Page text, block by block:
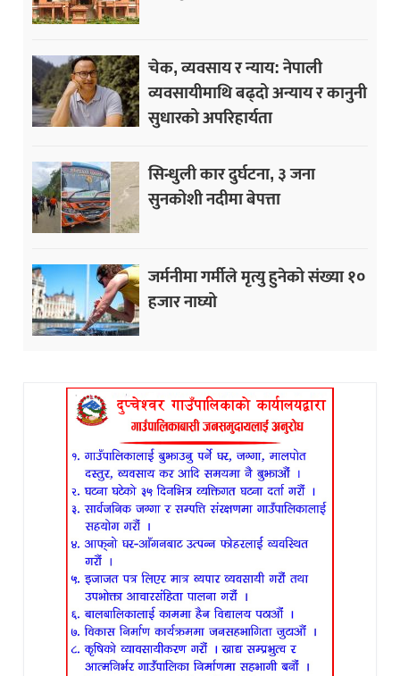
चेक, व्यवसाय र न्याय: नेपाली
व्यवसायीमाथि बढ्दो अन्याय र कानुनी
सुधारको अपरिहार्यता
सिन्धुली कार दुर्घटना, ३ जना
सुनकोशी नदीमा बेपत्ता
जर्मनीमा गर्मीले मृत्यु हुनेको संख्या १०
हजार नाघ्यो